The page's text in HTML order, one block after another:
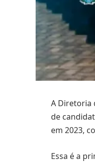
A Diretoria
de
em 2023,
Essa é a